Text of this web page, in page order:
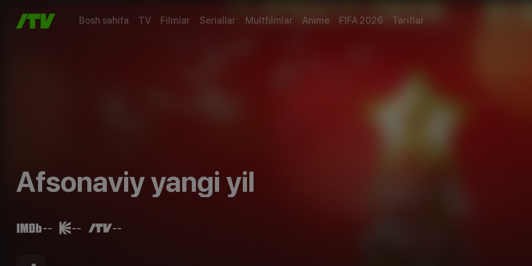
Bosh sahifa TV Filmlar Seriallar Multfilmlar Anime FIFA 2026 Tariflar
Afsonaviy yangi yil
-- -- --